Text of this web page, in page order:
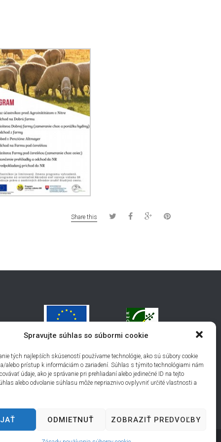
Spravujte súhlas so súbormi cookie
tých najlepších skúseností používame technológie, ako sú súbory cookie
a/alebo prístup k informáciám o zariadení. Súhlas s týmito technológiami nám
údaje, ako je správanie pri prehliadaní alebo jedinečné ID na tejto
alebo odvolanie súhlasu môže nepriaznivo ovplyvniť určité vlastnosti a
ODMIETNUŤ ZOBRAZIŤ PREDVOĽBY
Share this